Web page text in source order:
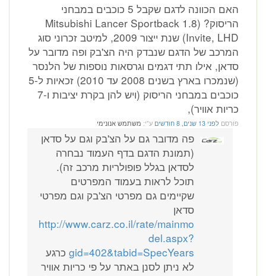
האם הכוונה לדגם שקבל 5 כוכבים במבחני
הריסוק? (Mitsubishi Lancer Sportback 1.8
Invite, LHD) שנת ייצור 2009, למיטב זכרוני סוג
המרכב של הדגם שנבדק היה הצ'בק ופה מדובר על
סדאן, אילו תתי דגמים וגרסאות נוספות של הלנסר
(שנמכרו בארץ בשנים 2008 עד 2010) זכאיות ל-5
כוכבים במבחני הריסוק (ויש להן בקרת יציבות ו-7
כריות אוויר),
פורסם לפני 13 שנים, 8 חודשים ע"י: משתמש אנונימי
פה מדובר גם על הצ'בק וגם על סדאן
(תמונת הדגם בדף העמוד נבחרה
לסדאן בגלל פופולריות מרכב זה).
תוכל לראות בעמוד המפרטים
שקיימים גם מפרטי הצ'בק וגם מפרטי
סדאן
http://www.carz.co.il/rate/mainmo
del.aspx?
gid=402&tabid=SpecYears כרגע
לא ניתן לסנן באתר על פי כריות אוויר